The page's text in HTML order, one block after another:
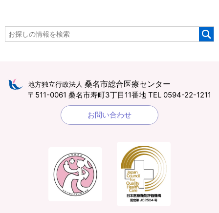
地方独立行政法人 桑名市総合医療センター
〒511-0061 桑名市寿町3丁目11番地 TEL 0594-22-1211
お問い合わせ